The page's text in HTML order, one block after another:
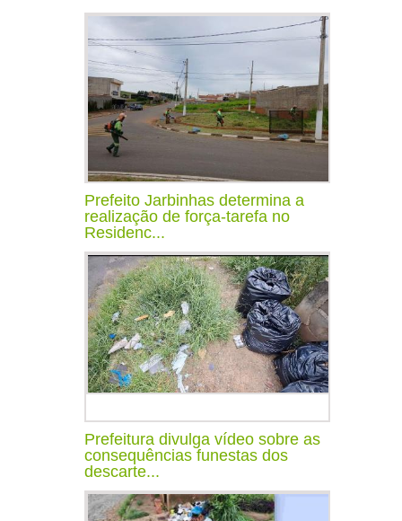
Prefeito Jarbinhas determina a
realização de força-tarefa no
Residenc...
Prefeitura divulga vídeo sobre as
consequências funestas dos
descarte...